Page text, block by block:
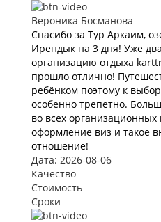
Вероника Босманова
Спасибо за Тур Аркаим,
Ирендык на 3 дня! Уже
организацию отдыха
прошло отлично!
ребёнком поэтому к
особенно трепетно.
во всех организационных
оформление виз и такое
отношение!
Дата: 2026-08-06
Качество
Стоимость
Сроки